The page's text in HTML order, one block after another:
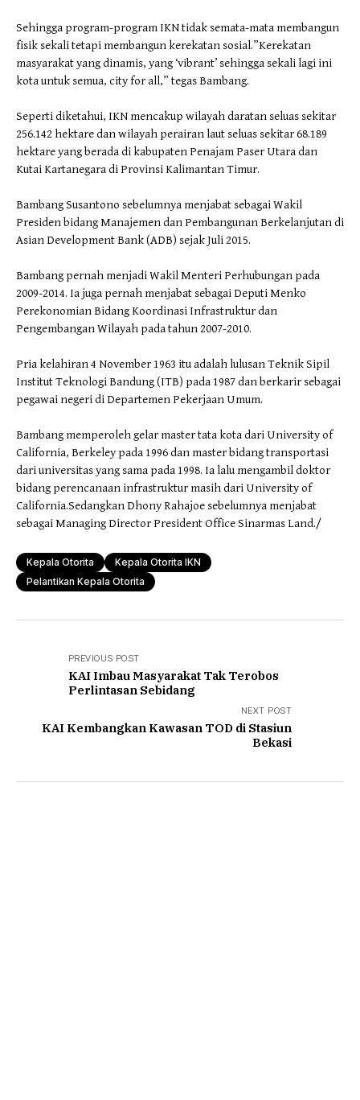
Sehingga program-program IKN tidak semata-mata membangun
fisik sekali tetapi membangun kerekatan sosial.”Kerekatan
masyarakat yang dinamis, yang ‘vibrant’ sehingga sekali lagi ini
kota untuk semua, city for all,” tegas Bambang.
Seperti diketahui, IKN mencakup wilayah daratan seluas sekitar
256.142 hektare dan wilayah perairan laut seluas sekitar 68.189
hektare yang berada di kabupaten Penajam Paser Utara dan
Kutai Kartanegara di Provinsi Kalimantan Timur.
Bambang Susantono sebelumnya menjabat sebagai Wakil
Presiden bidang Manajemen dan Pembangunan Berkelanjutan di
Asian Development Bank (ADB) sejak Juli 2015.
Bambang pernah menjadi Wakil Menteri Perhubungan pada
2009-2014. Ia juga pernah menjabat sebagai Deputi Menko
Perekonomian Bidang Koordinasi Infrastruktur dan
Pengembangan Wilayah pada tahun 2007-2010.
Pria kelahiran 4 November 1963 itu adalah lulusan Teknik Sipil
Institut Teknologi Bandung (ITB) pada 1987 dan berkarir sebagai
pegawai negeri di Departemen Pekerjaan Umum.
Bambang memperoleh gelar master tata kota dari University of
California, Berkeley pada 1996 dan master bidang transportasi
dari universitas yang sama pada 1998. Ia lalu mengambil doktor
bidang perencanaan infrastruktur masih dari University of
California.Sedangkan Dhony Rahajoe sebelumnya menjabat
sebagai Managing Director President Office Sinarmas Land./
Kepala Otorita
Kepala Otorita IKN
Pelantikan Kepala Otorita
PREVIOUS POST
KAI Imbau Masyarakat Tak Terobos
Perlintasan Sebidang
NEXT POST
KAI Kembangkan Kawasan TOD di Stasiun
Bekasi